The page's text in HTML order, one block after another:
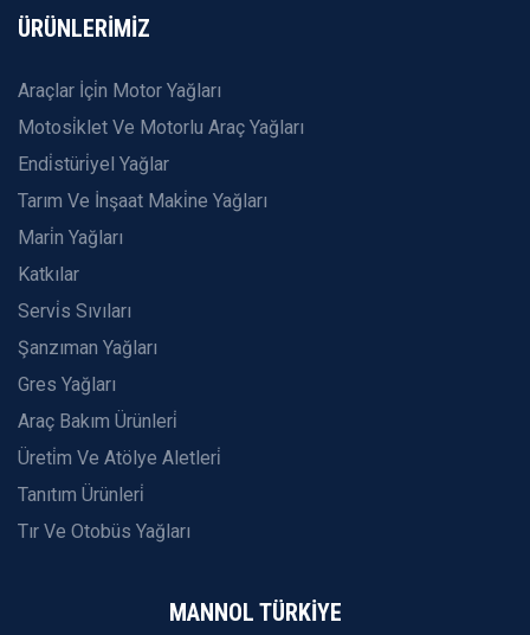
ÜRÜNLERİMİZ
Araçlar İçi̇n Motor Yağları
Motosi̇klet Ve Motorlu Araç Yağları
Endi̇stüri̇yel Yağlar
Tarım Ve İnşaat Maki̇ne Yağları
Mari̇n Yağları
Katkılar
Servi̇s Sıvıları
Şanzıman Yağları
Gres Yağları
Araç Bakım Ürünleri̇
Üreti̇m Ve Atölye Aletleri̇
Tanıtım Ürünleri̇
Tır Ve Otobüs Yağları
MANNOL TÜRKİYE